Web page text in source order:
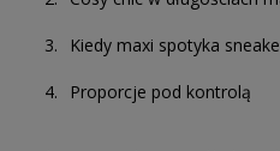
Kiedy maxi spotyka
Proporcje pod kontrolą